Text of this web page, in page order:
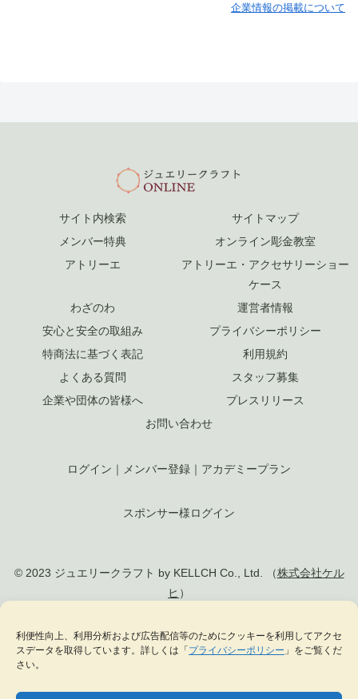
利便性向上、利用分析および広告配信等のためにクッキーを利用してアクセ
スデータを取得しています。詳しくは「 プライバシーポリシー 」をご覧くだ
さい。
企業情報の掲載について
サイト内検索
サイトマップ
メンバー特典
オンライン彫金教室
アトリーエ
アトリーエ・アクセサリーショー
ケース
わざのわ
運営者情報
安心と安全の取組み
プライバシーポリシー
特商法に基づく表記
利用規約
よくある質問
スタッフ募集
企業や団体の皆様へ
プレスリリース
お問い合わせ
ログイン ｜ メンバー登録 ｜ アカデミープラン
スポンサー様ログイン
© 2023 ジュエリークラフト by KELLCH Co., Ltd. （株式会社ケル
ヒ ）
私達は、地方創生SDGs官民連携プラットフォームに加盟しています
私達は、（一社）日本ジュエリー協会 の正会員として日本のジュエリー文化の発